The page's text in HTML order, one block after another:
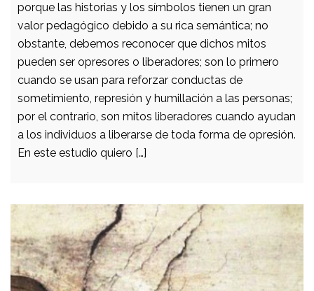
porque las historias y los símbolos tienen un gran
valor pedagógico debido a su rica semántica; no
obstante, debemos reconocer que dichos mitos
pueden ser opresores o liberadores; son lo primero
cuando se usan para reforzar conductas de
sometimiento, represión y humillación a las personas;
por el contrario, son mitos liberadores cuando ayudan
a los individuos a liberarse de toda forma de opresión.
En este estudio quiero […]